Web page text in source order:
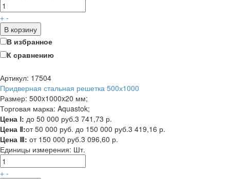
+ -
В корзину
В избранное
К сравнению
Артикул: 17504
Придверная стальная решетка 500х1000
Размер: 500x1000x20 мм;
Торговая марка: Aquastok;
Цена Ⅰ: до 50 000 руб.3 741,73 р.
Цена Ⅱ:от 50 000 руб. до 150 000 руб.3 419,16 р.
Цена Ⅲ: от 150 000 руб.3 096,60 р.
Единицы измерения: Шт.
+ -